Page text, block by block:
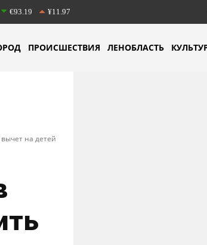
€93.19 ¥11.97
ПРОИСШЕСТВИЯ ЛЕНОБЛАСТЬ
на детей